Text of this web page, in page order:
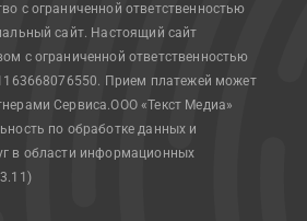
с ограниченной ответственностью
сайт. Настоящий сайт
с ограниченной ответственностью
Прием платежей может
Сервиса.ООО «Текст Медиа»
по обработке данных и
в области информационных